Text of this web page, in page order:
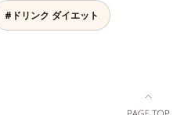
#ドリンク ダイエット